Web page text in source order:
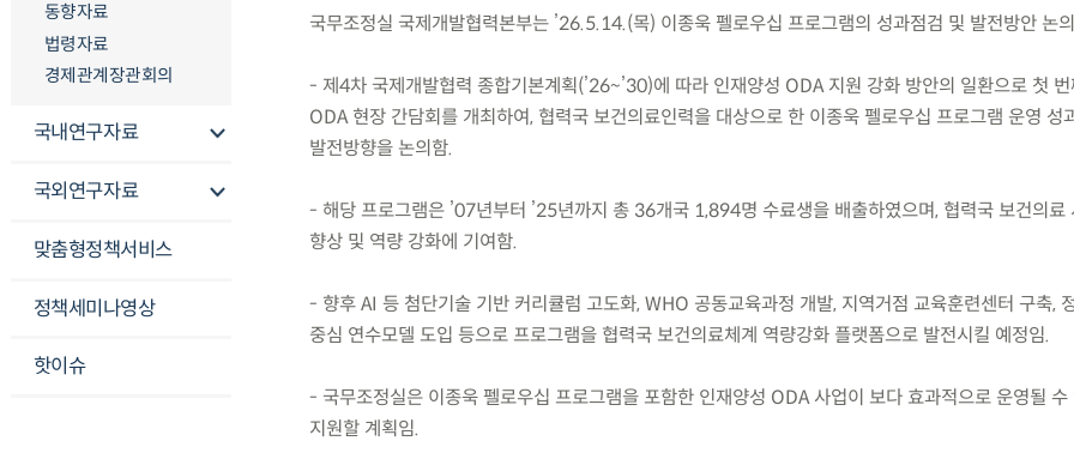
동향자료
법령자료
경제관계장관회의
국내연구자료
국외연구자료
맞춤형정책서비스
정책세미나영상
핫이슈
국무조정실 국제개발협력본부는 ’26.5.14.(목) 이종욱 펠로우십 프로그램의 성과점검 및 발전방안 논
- 제4차 국제개발협력 종합기본계획(’26~’30)에 따라 인재양성 ODA 지원 강화 방안의 일환으로 첫
ODA 현장 간담회를 개최하여, 협력국 보건의료인력을 대상으로 한 이종욱 펠로우십 프로그램 운영 성
발전방향을 논의함.
- 해당 프로그램은 ’07년부터 ’25년까지 총 36개국 1,894명 수료생을 배출하였으며, 협력국 보건의료
향상 및 역량 강화에 기여함.
- 향후 AI 등 첨단기술 기반 커리큘럼 고도화, WHO 공동교육과정 개발, 지역거점 교육훈련센터 구축,
중심 연수모델 도입 등으로 프로그램을 협력국 보건의료체계 역량강화 플랫폼으로 발전시킬 예정임.
- 국무조정실은 이종욱 펠로우십 프로그램을 포함한 인재양성 ODA 사업이 보다 효과적으로 운영될 수
지원할 계획임.